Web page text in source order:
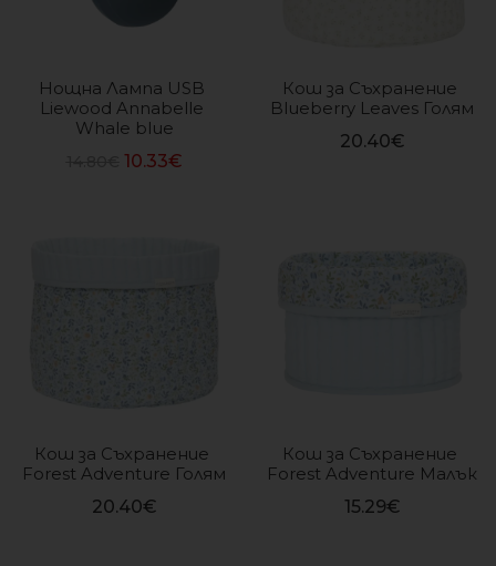
On sale
Нощна Лампа USB
Liewood Annabelle
Whale blue
10.33€
Кош за Съхранение
Blueberry Leaves Голям
20.40€
Кош за Съхранение
Forest Adventure Голям
20.40€
Кош за Съхранение
Forest Adventure Малък
15.29€